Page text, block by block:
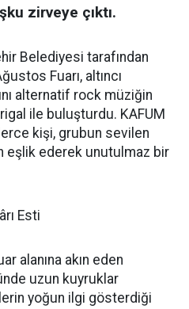
zirveye çıktı.
Belediyesi tarafından
Fuarı, altıncı
alternatif rock müziğin
ile buluşturdu. KAFUM
kişi, grubun sevilen
eşlik ederek unutulmaz bir
Esti
alanına akın eden
uzun kuyruklar
yoğun ilgi gösterdiği